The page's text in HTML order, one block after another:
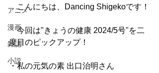
アニメ
漫画
雑誌
小説
こんにちは、Dancing Shigekoです！
今回は"きょうの健康 2024/5号"を二
度目のピックアップ！
・私の元気の素 出口治明さん